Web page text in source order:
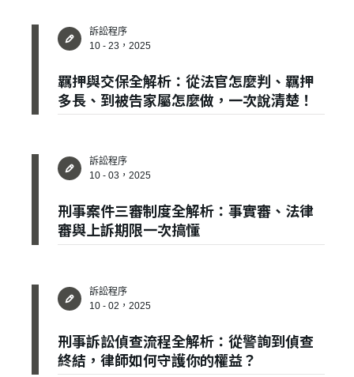
登 入
忘記密碼？
只要再完成幾個步驟，即可完成帳號的註冊程序，
我 要 註 冊
訴訟程序
10 - 23，2025
羈押與交保全解析：從法官怎麼判、羈押
多長、到被告家屬怎麼做，一次說清楚！
訴訟程序
10 - 03，2025
刑事案件三審制度全解析：事實審、法律
審與上訴期限一次搞懂
訴訟程序
10 - 02，2025
刑事訴訟偵查流程全解析：從警詢到偵查
終結，律師如何守護你的權益？